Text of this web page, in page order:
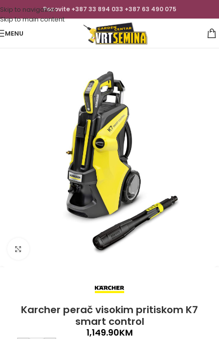
Skip to navigation
Skip to main content
Pozovite +387 33 894 033 +387 63 490 075
MENU
Karcher perač visokim pritiskom K7
smart control
1,149.90KM